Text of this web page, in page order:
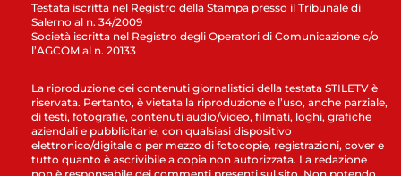
Testata iscritta nel Registro della Stampa presso il Tribunale di
Salerno al n. 34/2009
Società iscritta nel Registro degli Operatori di Comunicazione c/o
l’AGCOM al n. 20133
La riproduzione dei contenuti giornalistici della testata STILETV è
riservata. Pertanto, è vietata la riproduzione e l’uso, anche parziale,
di testi, fotografie, contenuti audio/video, filmati, loghi, grafiche
aziendali e pubblicitarie, con qualsiasi dispositivo
elettronico/digitale o per mezzo di fotocopie, registrazioni, cover e
tutto quanto è ascrivibile a copia non autorizzata. La redazione